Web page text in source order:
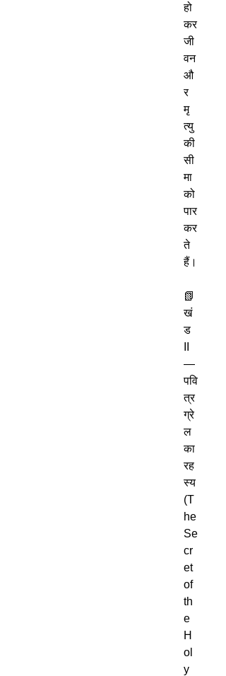
हो
कर
जी
वन
औ
र
मृ
त्यु
की
सी
मा
को
पार
कर
ते
हैं।
📗
खं
ड
—
पवि
त्र
ग्रे
ल
का
रह
स्य
(T
he
Se
cr
et
of
th
e
H
ol
y